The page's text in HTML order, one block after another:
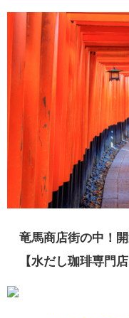
竜馬商店街の中！
【水だし珈琲専門店